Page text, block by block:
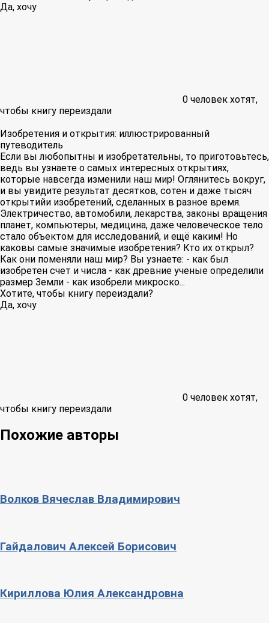
Да, хочу
0 человек хотят,
чтобы книгу переиздали
Изобретения и открытия: иллюстрированный
путеводитель
Если вы любопытны и изобретательны, то приготовьтесь,
ведь вы узнаете о самых интересных открытиях,
которые навсегда изменили наш мир! Оглянитесь вокруг,
и вы увидите результат десятков, сотен и даже тысяч
открытийи изобретений, сделанных в разное время.
Электричество, автомобили, лекарства, законы вращения
планет, компьютеры, медицина, даже человеческое тело
стало объектом для исследований, и ещё каким! Но
каковы самые значимые изобретения? Кто их открыл?
Как они поменяли наш мир? Вы узнаете: - как был
изобретен счет и числа - как древние ученые определили
размер Земли - как изобрели микроско...
Хотите, чтобы книгу переиздали?
Да, хочу
0 человек хотят,
чтобы книгу переиздали
Похожие авторы
Волков Вячеслав Владимирович
Гайдалович Алексей Борисович
Кириллова Юлия Александровна